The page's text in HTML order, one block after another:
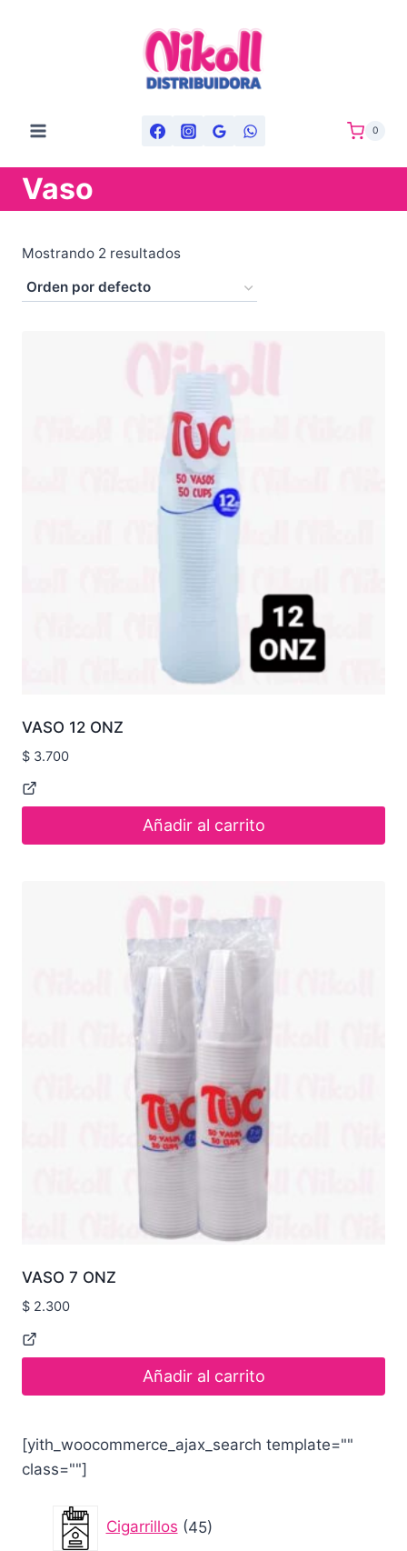
0
Vaso
Mostrando 2 resultados
VASO 12 ONZ
$ 3.700
Añadir al carrito
VASO 7 ONZ
$ 2.300
Añadir al carrito
[yith_woocommerce_ajax_search template=""
class=""]
Cigarrillos 45
45
productos